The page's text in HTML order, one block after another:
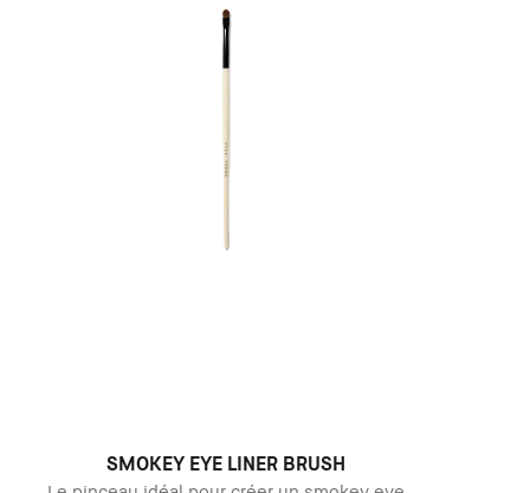
SMOKEY EYE LINER BRUSH